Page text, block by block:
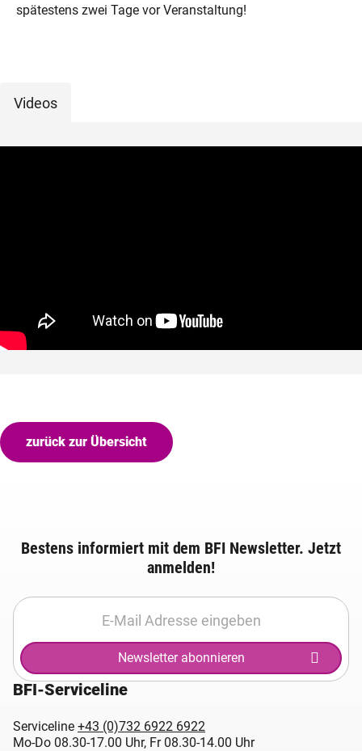
spätestens zwei Tage vor Veranstaltung!
Videos
zurück zur Übersicht
Bestens informiert mit dem BFI Newsletter. Jetzt
anmelden!
Newsletter abonnieren
BFI-Serviceline
Serviceline +43 (0)732 6922 6922
Mo-Do 08.30-17.00 Uhr, Fr 08.30-14.00 Uhr